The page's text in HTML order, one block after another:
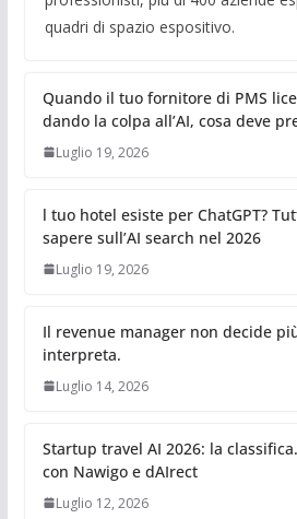
quadri di spazio espositivo.
Quando il tuo fornitore di PMS
dando la colpa all’AI, cosa deve
Luglio 19, 2026
l tuo hotel esiste per ChatGPT?
sapere sull’AI search nel 2026
Luglio 19, 2026
Il revenue manager non decide
interpreta.
Luglio 14, 2026
Startup travel AI 2026: la
con Nawigo e dAIrect
Luglio 12, 2026